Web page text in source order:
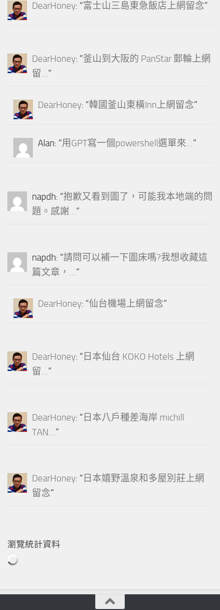
DearHoney: “富士山三島東急飯店上網留念”
DearHoney: “釜山到大阪的 PanStar 郵輪上網
留…”
DearHoney: “韓國釜山東橫Inn上網留念”
Alan: “用GPT寫一個powershell選單來…”
napdh: “抱歉又看到圖了，可能我本地端的問
題。感謝…”
napdh: “請問可以補一下圖床嗎?我想收藏這
篇文章，…”
DearHoney: “仙台機場上網留念”
DearHoney: “ 日本仙台 KOKO Hotels 上網
留…”
DearHoney: “ 日本八戶種差海岸 michill
TAN…”
DearHoney: “ 日本嬉野溫泉和多屋別莊上網
留念”
瀏覽統計資料